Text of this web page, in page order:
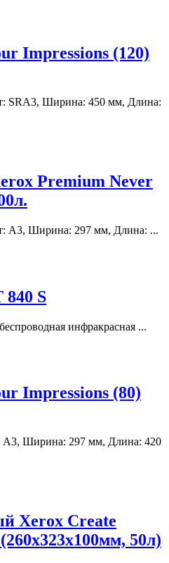
Impressions (120)
SRA3, Ширина: 450 мм, Длина:
Premium Never
A3, Ширина: 297 мм, Длина: ...
840 S
инфракрасная ...
Impressions (80)
A3, Ширина: 297 мм, Длина: 420
Xerox Create
50л)